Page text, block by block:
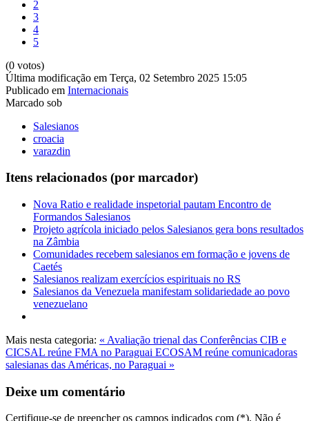
2
3
4
5
(0 votos)
Última modificação em Terça, 02 Setembro 2025 15:05
Publicado em Internacionais
Marcado sob
Salesianos
croacia
varazdin
Itens relacionados (por marcador)
Nova Ratio e realidade inspetorial pautam Encontro de
Formandos Salesianos
Projeto agrícola iniciado pelos Salesianos gera bons resultados
na Zâmbia
Comunidades recebem salesianos em formação e jovens de
Caetés
Salesianos realizam exercícios espirituais no RS
Salesianos da Venezuela manifestam solidariedade ao povo
venezuelano
Mais nesta categoria: « Avaliação trienal das Conferências CIB e
CICSAL reúne FMA no Paraguai ECOSAM reúne comunicadoras
salesianas das Américas, no Paraguai »
Deixe um comentário
Certifique-se de preencher os campos indicados com (*). Não é